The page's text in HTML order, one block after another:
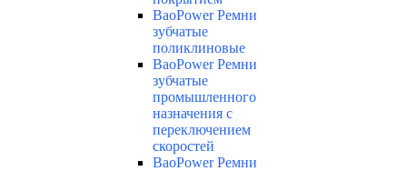
BaoPower Ремни
зубчатые
поликлиновые
BaoPower Ремни
зубчатые
промышленного
назначения с
переключением
скоростей
BaoPower Ремни